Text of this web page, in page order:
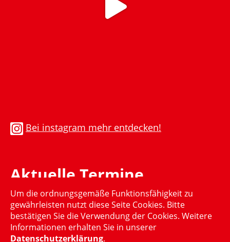
Bei instagram mehr entdecken!
Aktuelle Termine
Momentan gibt es keinen aktuellen Termin
Um die ordnungsgemäße Funktionsfähigkeit zu
gewährleisten nutzt diese Seite Cookies. Bitte
bestätigen Sie die Verwendung der Cookies. Weitere
Informationen erhalten Sie in unserer
Datenschutzerklärung.